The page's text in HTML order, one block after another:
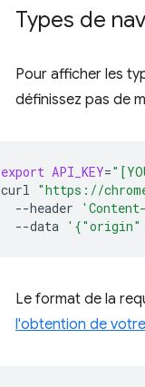
Types de
Pour afficher les
définissez pas de
export API_KEY=
curl "https://
--header
--data '{"origin":
Le format de la
l'obtention de